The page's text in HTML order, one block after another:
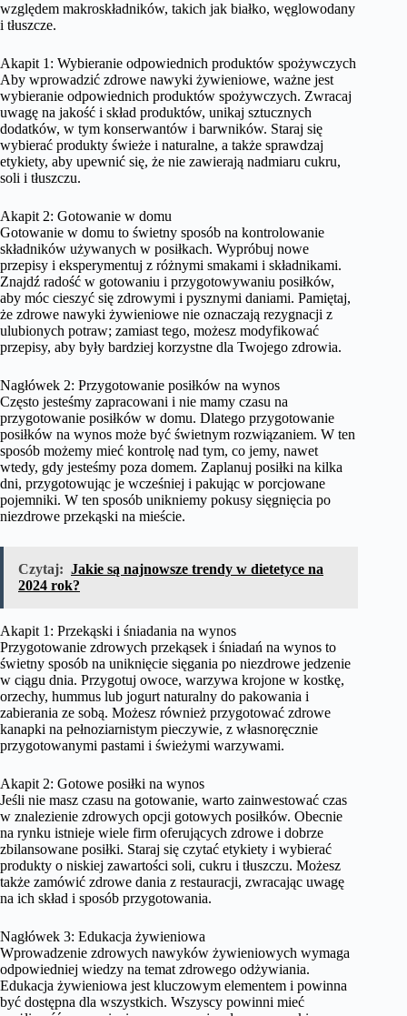
względem makroskładników, takich jak białko, węglowodany
i tłuszcze.
Akapit 1: Wybieranie odpowiednich produktów spożywczych
Aby wprowadzić zdrowe nawyki żywieniowe, ważne jest
wybieranie odpowiednich produktów spożywczych. Zwracaj
uwagę na jakość i skład produktów, unikaj sztucznych
dodatków, w tym konserwantów i barwników. Staraj się
wybierać produkty świeże i naturalne, a także sprawdzaj
etykiety, aby upewnić się, że nie zawierają nadmiaru cukru,
soli i tłuszczu.
Akapit 2: Gotowanie w domu
Gotowanie w domu to świetny sposób na kontrolowanie
składników używanych w posiłkach. Wypróbuj nowe
przepisy i eksperymentuj z różnymi smakami i składnikami.
Znajdź radość w gotowaniu i przygotowywaniu posiłków,
aby móc cieszyć się zdrowymi i pysznymi daniami. Pamiętaj,
że zdrowe nawyki żywieniowe nie oznaczają rezygnacji z
ulubionych potraw; zamiast tego, możesz modyfikować
przepisy, aby były bardziej korzystne dla Twojego zdrowia.
Nagłówek 2: Przygotowanie posiłków na wynos
Często jesteśmy zapracowani i nie mamy czasu na
przygotowanie posiłków w domu. Dlatego przygotowanie
posiłków na wynos może być świetnym rozwiązaniem. W ten
sposób możemy mieć kontrolę nad tym, co jemy, nawet
wtedy, gdy jesteśmy poza domem. Zaplanuj posiłki na kilka
dni, przygotowując je wcześniej i pakując w porcjowane
pojemniki. W ten sposób unikniemy pokusy sięgnięcia po
niezdrowe przekąski na mieście.
Czytaj: Jakie są najnowsze trendy w dietetyce na
2024 rok?
Akapit 1: Przekąski i śniadania na wynos
Przygotowanie zdrowych przekąsek i śniadań na wynos to
świetny sposób na uniknięcie sięgania po niezdrowe jedzenie
w ciągu dnia. Przygotuj owoce, warzywa krojone w kostkę,
orzechy, hummus lub jogurt naturalny do pakowania i
zabierania ze sobą. Możesz również przygotować zdrowe
kanapki na pełnoziarnistym pieczywie, z własnoręcznie
przygotowanymi pastami i świeżymi warzywami.
Akapit 2: Gotowe posiłki na wynos
Jeśli nie masz czasu na gotowanie, warto zainwestować czas
w znalezienie zdrowych opcji gotowych posiłków. Obecnie
na rynku istnieje wiele firm oferujących zdrowe i dobrze
zbilansowane posiłki. Staraj się czytać etykiety i wybierać
produkty o niskiej zawartości soli, cukru i tłuszczu. Możesz
także zamówić zdrowe dania z restauracji, zwracając uwagę
na ich skład i sposób przygotowania.
Nagłówek 3: Edukacja żywieniowa
Wprowadzenie zdrowych nawyków żywieniowych wymaga
odpowiedniej wiedzy na temat zdrowego odżywiania.
Edukacja żywieniowa jest kluczowym elementem i powinna
być dostępna dla wszystkich. Wszyscy powinni mieć